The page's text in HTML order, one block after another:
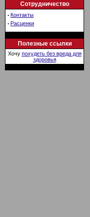
Сотрудничество
· Контакты
· Расценки
Полезные ссылки
Хочу похудеть без вреда для
здоровья